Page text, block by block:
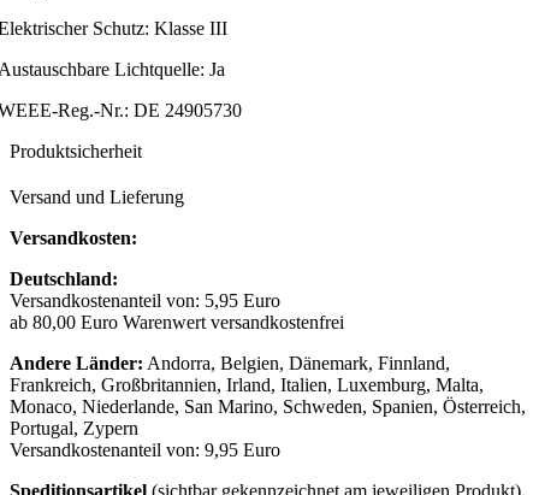
Schutz: Klasse III
Lichtquelle: Ja
Reg.-Nr.: DE 24905730
Produktsicherheit
Versand und Lieferung
Versandkosten:
Deutschland:
Versandkostenanteil von: 5,95 Euro
ab 80,00 Euro Warenwert versandkostenfrei
Andere Länder: Andorra, Belgien, Dänemark, Finnland,
Frankreich, Großbritannien, Irland, Italien, Luxemburg, Malta,
Monaco, Niederlande, San Marino, Schweden, Spanien, Österreich,
Portugal, Zypern
Versandkostenanteil von: 9,95 Euro